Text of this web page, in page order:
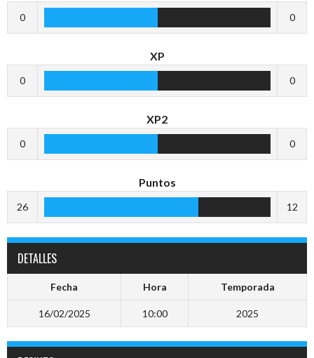
0 0
XP
0 0
XP2
0 0
Puntos
26 12
DETALLES
Fecha Hora Temporada
16/02/2025 10:00 2025